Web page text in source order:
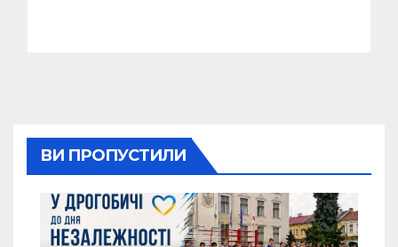
ВИ ПРОПУСТИЛИ